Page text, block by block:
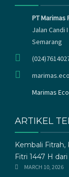
PT Marimas
Jalan Candi
Semarang
Marimas
ARTIKEL
Kembali
Fitri 1447 H
MARCH 10, 2026